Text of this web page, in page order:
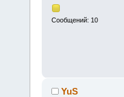
Сообщений: 10
YuS